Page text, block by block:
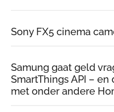
Sony FX5 cinema
Samung gaat geld
SmartThings API –
met onder andere